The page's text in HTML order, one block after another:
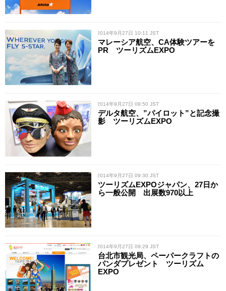
/ 2014年9月27日 10:11 JST
マレーシア航空、CA体験ツアーを
PR ツーリズムEXPO
/ 2014年9月27日 09:50 JST
デルタ航空、”パイロット”と記念撮
影 ツーリズムEXPO
/ 2014年9月27日 09:30 JST
ツーリズムEXPOジャパン、27日か
ら一般公開 出展数970以上
/ 2014年9月27日 09:29 JST
台北市観光局、ペーパークラフトの
パンダプレゼント ツーリズム
EXPO